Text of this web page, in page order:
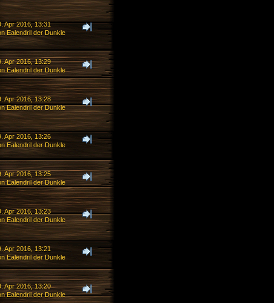
Apr 2016, 13:31
Ealendril der Dunkle
Apr 2016, 13:29
Ealendril der Dunkle
Apr 2016, 13:28
Ealendril der Dunkle
Apr 2016, 13:26
Ealendril der Dunkle
Apr 2016, 13:25
Ealendril der Dunkle
Apr 2016, 13:23
Ealendril der Dunkle
Apr 2016, 13:21
Ealendril der Dunkle
Apr 2016, 13:20
Ealendril der Dunkle